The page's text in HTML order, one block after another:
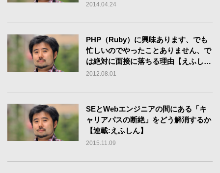
2014.04.24
PHP（Ruby）に興味あります、でも
忙しいのでやったことありません、で
は絶対に面接に落ちる理由【えふし
ん】
2012.08.01
SEとWebエンジニアの間にある「キ
ャリアパスの断絶」をどう解消するか
【連載:えふしん】
2015.11.09